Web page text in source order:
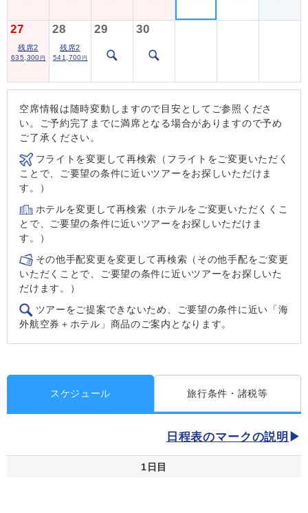
27
残席2
635,300 円
28
残席2
541,700 円
29 30
空席情報は随時変動しますので目安としてご参照くださ
い。ご予約完了までに満席となる場合がありますので予め
ご了承ください。
フライトを変更して再検索（フライトをご変更いただく
ことで、ご要望の条件に近いツアーをお探しいただけま
す。）
ホテルを変更して再検索（ホテルをご変更いただくくこ
とで、ご要望の条件に近いツアーをお探しいただけま
す。）
その他手配変更を変更して再検索（その他手配をご変更
いただくことで、ご要望の条件に近いツアーをお探しいた
だけます。）
ツアーをご提案できないため、ご要望の条件に近い「海
外航空券＋ホテル」商品のご案内となります。
スケジュール 旅行条件・諸税等
日程表のマークの説明
1日目